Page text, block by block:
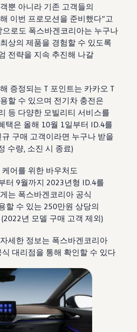
뿐 아니라 기존 고객들의
이번 프로모션을 준비했다”고
로도 폭스바겐코리아는 누구나
상의 제품을 경험할 수 있도록
전략을 지속 추진해 나갈
증정되는 T 포인트는 카카오 T
할 수 있으며 전기차 충전은
등 다양한 모빌리티 서비스를
택은 올해 10월 1일부터 ID.4를
구매 고객이라면 누구나 받을
수량, 소진 시 종료)
어를 위한 바우처도
터 9월까지 2023년형 ID.4를
는 폭스바겐코리아 공식
할 수 있는 250만원 상당의
년 모델 구매 고객 제외)
세한 정보는 폭스바겐코리아
대리점을 통해 확인할 수 있다